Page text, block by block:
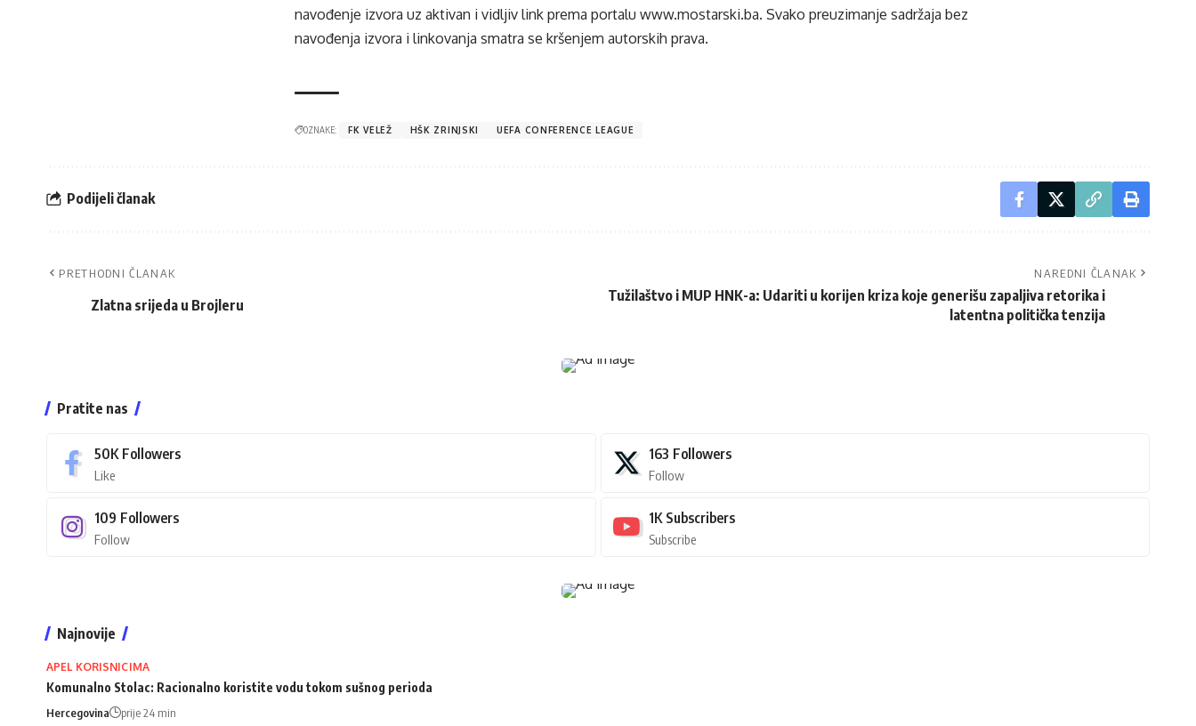
navođenje izvora uz aktivan i vidljiv link prema portalu www.mostarski.ba. Svako preuzimanje sadržaja bez
navođenja izvora i linkovanja smatra se kršenjem autorskih prava.
OZNAKE: FK VELEŽ HŠK ZRINJSKI UEFA CONFERENCE LEAGUE
Podijeli članak
PRETHODNI ČLANAK
Zlatna srijeda u Brojleru
NAREDNI ČLANAK
Tužilaštvo i MUP HNK-a: Udariti u korijen kriza koje generišu zapaljiva retorika i
latentna politička tenzija
Pratite nas
50K Followers
Like
163 Followers
Follow
109 Followers
Follow
1K Subscribers
Subscribe
Najnovije
APEL KORISNICIMA
Komunalno Stolac: Racionalno koristite vodu tokom sušnog perioda
Hercegovina prije 24 min